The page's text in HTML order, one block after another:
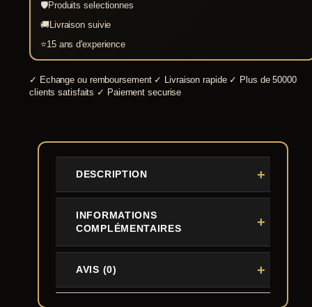
🛡Produits selectionnes
🚚Livraison suivie
⭐15 ans d'experience
✓ Echange ou remboursement ✓ Livraison rapide ✓ Plus de 50000
clients satisfaits ✓ Paiement securise
DESCRIPTION
INFORMATIONS
COMPLÉMENTAIRES
AVIS (0)